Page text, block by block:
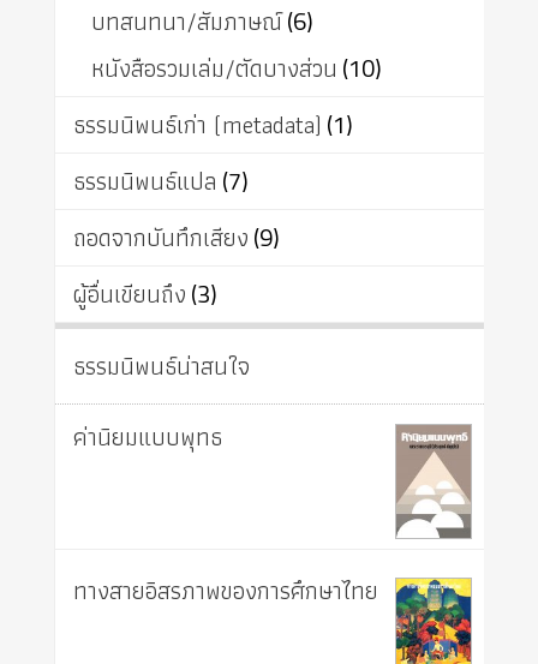
บทสนทนา/สัมภาษณ์(6)
หนังสือรวมเล่ม/ตัดบางส่วน (10)
ธรรมนิพนธ์เก่า (metadata) (1)
ธรรมนิพนธ์แปล (7)
ถอดจากบันทึกเสียง(9)
ผู้อื่นเขียนถึง(3)
ธรรมนิพนธ์น่าสนใจ
ค่านิยมแบบพุทธ
ทางสายอิสรภาพของการศึกษาไทย